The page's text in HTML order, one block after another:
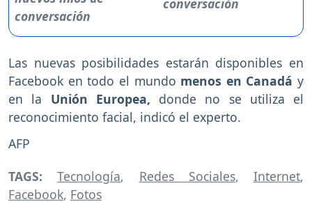
Las nuevas posibilidades estarán disponibles en
Facebook en todo el mundo menos en Canadá y
en la Unión Europea, donde no se utiliza el
reconocimiento facial, indicó el experto.
AFP
TAGS:Tecnología, Redes Sociales, Internet,
Facebook, Fotos